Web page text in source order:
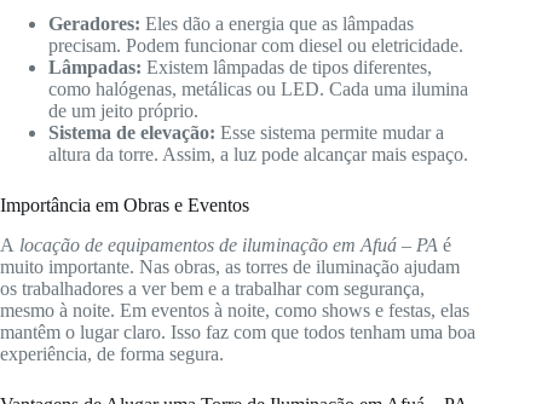
Geradores: Eles dão a energia que as lâmpadas
precisam. Podem funcionar com diesel ou eletricidade.
Lâmpadas: Existem lâmpadas de tipos diferentes,
como halógenas, metálicas ou LED. Cada uma ilumina
de um jeito próprio.
Sistema de elevação: Esse sistema permite mudar a
altura da torre. Assim, a luz pode alcançar mais espaço.
Importância em Obras e Eventos
A locação de equipamentos de iluminação em Afuá – PA é
muito importante. Nas obras, as torres de iluminação ajudam
os trabalhadores a ver bem e a trabalhar com segurança,
mesmo à noite. Em eventos à noite, como shows e festas, elas
mantêm o lugar claro. Isso faz com que todos tenham uma boa
experiência, de forma segura.